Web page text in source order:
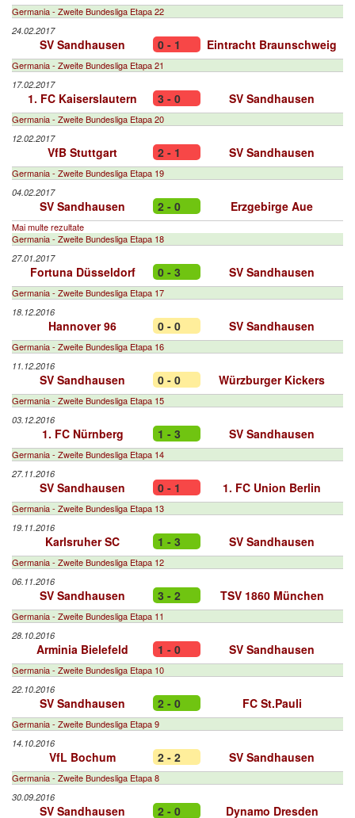
Germania - Zweite Bundesliga Etapa 22
24.02.2017
SV Sandhausen 0 - 1 Eintracht Braunschweig
Germania - Zweite Bundesliga Etapa 21
17.02.2017
1. FC Kaiserslautern 3 - 0 SV Sandhausen
Germania - Zweite Bundesliga Etapa 20
12.02.2017
VfB Stuttgart 2 - 1 SV Sandhausen
Germania - Zweite Bundesliga Etapa 19
04.02.2017
SV Sandhausen 2 - 0 Erzgebirge Aue
Mai multe rezultate
Germania - Zweite Bundesliga Etapa 18
27.01.2017
Fortuna Düsseldorf 0 - 3 SV Sandhausen
Germania - Zweite Bundesliga Etapa 17
18.12.2016
Hannover 96 0 - 0 SV Sandhausen
Germania - Zweite Bundesliga Etapa 16
11.12.2016
SV Sandhausen 0 - 0 Würzburger Kickers
Germania - Zweite Bundesliga Etapa 15
03.12.2016
1. FC Nürnberg 1 - 3 SV Sandhausen
Germania - Zweite Bundesliga Etapa 14
27.11.2016
SV Sandhausen 0 - 1 1. FC Union Berlin
Germania - Zweite Bundesliga Etapa 13
19.11.2016
Karlsruher SC 1 - 3 SV Sandhausen
Germania - Zweite Bundesliga Etapa 12
06.11.2016
SV Sandhausen 3 - 2 TSV 1860 München
Germania - Zweite Bundesliga Etapa 11
28.10.2016
Arminia Bielefeld 1 - 0 SV Sandhausen
Germania - Zweite Bundesliga Etapa 10
22.10.2016
SV Sandhausen 2 - 0 FC St.Pauli
Germania - Zweite Bundesliga Etapa 9
14.10.2016
VfL Bochum 2 - 2 SV Sandhausen
Germania - Zweite Bundesliga Etapa 8
30.09.2016
SV Sandhausen 2 - 0 Dynamo Dresden